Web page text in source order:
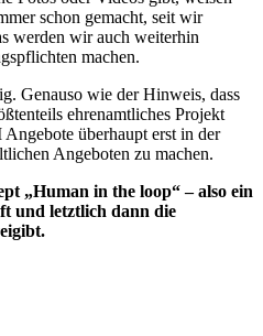
schon gemacht, seit wir
werden wir auch weiterhin
machen.
Genauso wie der Hinweis, dass
ehrenamtliches Projekt
überhaupt erst in der
Angeboten zu machen.
„Human in the loop“ – also ein
und letztlich dann die